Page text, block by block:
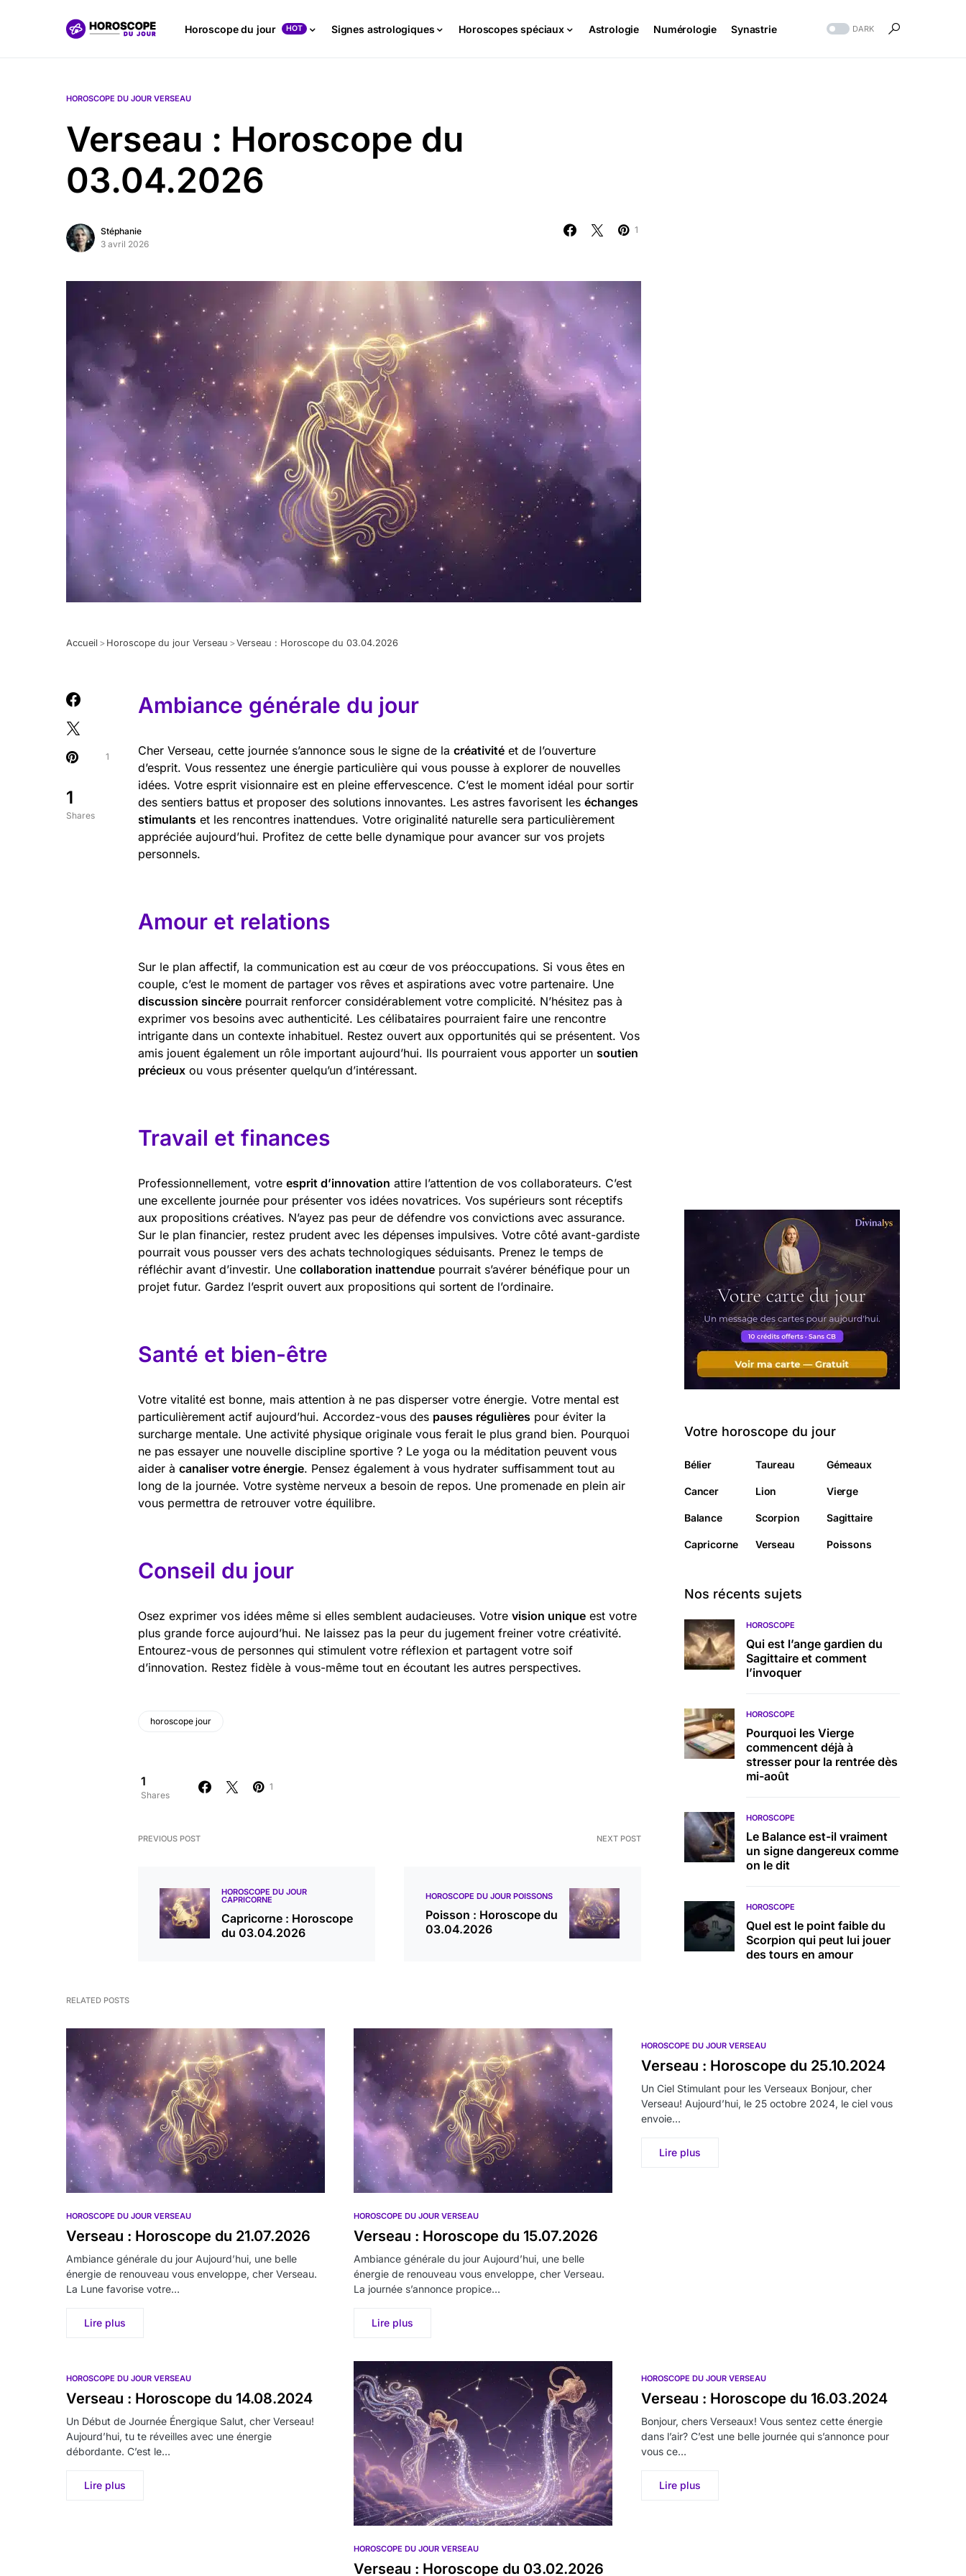
Horoscope du jour HOT Signes astrologiques Horoscopes spéciaux Astrologie Numérologie Synastrie DARK
HOROSCOPE DU JOUR VERSEAU
Verseau : Horoscope du
03.04.2026
Stéphanie
3 avril 2026
1
Accueil > Horoscope du jour Verseau >Verseau : Horoscope du 03.04.2026
1
Shares
1
Ambiance générale du jour
Cher Verseau, cette journée s’annonce sous le signe de la créativité et de l’ouverture
d’esprit. Vous ressentez une énergie particulière qui vous pousse à explorer de nouvelles
idées. Votre esprit visionnaire est en pleine effervescence. C’est le moment idéal pour sortir
des sentiers battus et proposer des solutions innovantes. Les astres favorisent les échanges
stimulants et les rencontres inattendues. Votre originalité naturelle sera particulièrement
appréciée aujourd’hui. Profitez de cette belle dynamique pour avancer sur vos projets
personnels.
Amour et relations
Sur le plan affectif, la communication est au cœur de vos préoccupations. Si vous êtes en
couple, c’est le moment de partager vos rêves et aspirations avec votre partenaire. Une
discussion sincère pourrait renforcer considérablement votre complicité. N’hésitez pas à
exprimer vos besoins avec authenticité. Les célibataires pourraient faire une rencontre
intrigante dans un contexte inhabituel. Restez ouvert aux opportunités qui se présentent. Vos
amis jouent également un rôle important aujourd’hui. Ils pourraient vous apporter un soutien
précieux ou vous présenter quelqu’un d’intéressant.
Travail et finances
Professionnellement, votre esprit d’innovation attire l’attention de vos collaborateurs. C’est
une excellente journée pour présenter vos idées novatrices. Vos supérieurs sont réceptifs
aux propositions créatives. N’ayez pas peur de défendre vos convictions avec assurance.
Sur le plan financier, restez prudent avec les dépenses impulsives. Votre côté avant-gardiste
pourrait vous pousser vers des achats technologiques séduisants. Prenez le temps de
réfléchir avant d’investir. Une collaboration inattendue pourrait s’avérer bénéfique pour un
projet futur. Gardez l’esprit ouvert aux propositions qui sortent de l’ordinaire.
Santé et bien-être
Votre vitalité est bonne, mais attention à ne pas disperser votre énergie. Votre mental est
particulièrement actif aujourd’hui. Accordez-vous des pauses régulières pour éviter la
surcharge mentale. Une activité physique originale vous ferait le plus grand bien. Pourquoi
ne pas essayer une nouvelle discipline sportive ? Le yoga ou la méditation peuvent vous
aider à canaliser votre énergie. Pensez également à vous hydrater suffisamment tout au
long de la journée. Votre système nerveux a besoin de repos. Une promenade en plein air
vous permettra de retrouver votre équilibre.
Conseil du jour
Osez exprimer vos idées même si elles semblent audacieuses. Votre vision unique est votre
plus grande force aujourd’hui. Ne laissez pas la peur du jugement freiner votre créativité.
Entourez-vous de personnes qui stimulent votre réflexion et partagent votre soif
d’innovation. Restez fidèle à vous-même tout en écoutant les autres perspectives.
horoscope jour
1
Shares
1
PREVIOUS POST
HOROSCOPE DU JOUR
CAPRICORNE
Capricorne : Horoscope
du 03.04.2026
NEXT POST
HOROSCOPE DU JOUR POISSONS
Poisson : Horoscope du
03.04.2026
Votre horoscope du jour
Bélier Taureau Gémeaux
Cancer Lion Vierge
Balance Scorpion Sagittaire
Capricorne Verseau Poissons
Nos récents sujets
HOROSCOPE
Qui est l’ange gardien du
Sagittaire et comment
l’invoquer
HOROSCOPE
Pourquoi les Vierge
commencent déjà à
stresser pour la rentrée dès
mi-août
HOROSCOPE
Le Balance est-il vraiment
un signe dangereux comme
on le dit
HOROSCOPE
Quel est le point faible du
Scorpion qui peut lui jouer
des tours en amour
RELATED POSTS
HOROSCOPE DU JOUR VERSEAU
Verseau : Horoscope du 21.07.2026
Ambiance générale du jour Aujourd’hui, une belle
énergie de renouveau vous enveloppe, cher Verseau.
La Lune favorise votre…
Lire plus
HOROSCOPE DU JOUR VERSEAU
Verseau : Horoscope du 15.07.2026
Ambiance générale du jour Aujourd’hui, une belle
énergie de renouveau vous enveloppe, cher Verseau.
La journée s’annonce propice…
Lire plus
HOROSCOPE DU JOUR VERSEAU
Verseau : Horoscope du 25.10.2024
Un Ciel Stimulant pour les Verseaux Bonjour, cher
Verseau! Aujourd’hui, le 25 octobre 2024, le ciel vous
envoie…
Lire plus
HOROSCOPE DU JOUR VERSEAU
Verseau : Horoscope du 14.08.2024
Un Début de Journée Énergique Salut, cher Verseau!
Aujourd’hui, tu te réveilles avec une énergie
débordante. C’est le…
Lire plus
HOROSCOPE DU JOUR VERSEAU
Verseau : Horoscope du 03.02.2026
HOROSCOPE DU JOUR VERSEAU
Verseau : Horoscope du 16.03.2024
Bonjour, chers Verseaux! Vous sentez cette énergie
dans l’air? C’est une belle journée qui s’annonce pour
vous ce…
Lire plus